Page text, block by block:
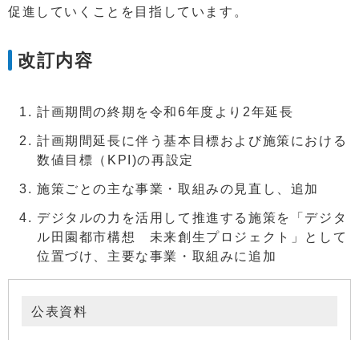
促進していくことを目指しています。
改訂内容
計画期間の終期を令和6年度より2年延長
計画期間延長に伴う基本目標および施策における
数値目標（KPI)の再設定
施策ごとの主な事業・取組みの見直し、追加
デジタルの力を活用して推進する施策を「デジタ
ル田園都市構想 未来創生プロジェクト」として
位置づけ、主要な事業・取組みに追加
公表資料